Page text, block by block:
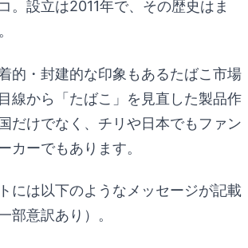
。設立は2011年で、その歴史はま
的・封建的な印象もあるたばこ市場
線から「たばこ」を見直した製品作
だけでなく、チリや日本でもファン
カーでもあります。
には以下のようなメッセージが記載
部意訳あり）。